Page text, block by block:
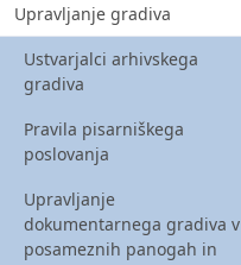
O hrambi gradiva
Arhivska zakonodaja
in osebnih podatkov
osebne, tajne in zaupne
podatke
Upravljanje gradiva
Ustvarjalci arhivskega
gradiva
Pravila pisarniškega
poslovanja
Upravljanje
dokumentarnega gradiva v
posameznih panogah in